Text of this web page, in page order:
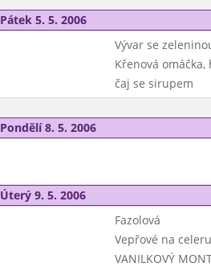
Pátek 5. 5. 2006
Vývar se
Křenová
čaj se sirupem
Pondělí 8. 5. 2006
Úterý 9. 5. 2006
Fazolová
Vepřové na
VANILKOVÝ